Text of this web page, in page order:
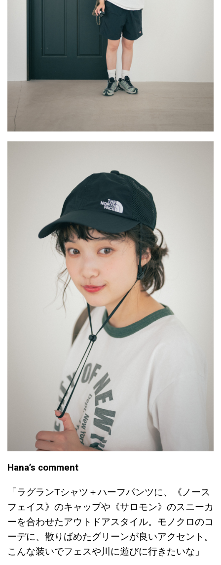
Hana’s comment
「ラグランTシャツ＋ハーフパンツに、《ノース
フェイス》のキャップや《サロモン》のスニーカ
ーを合わせたアウトドアスタイル。モノクロのコ
ーデに、散りばめたグリーンが良いアクセント。
こんな装いでフェスや川に遊びに行きたいな」